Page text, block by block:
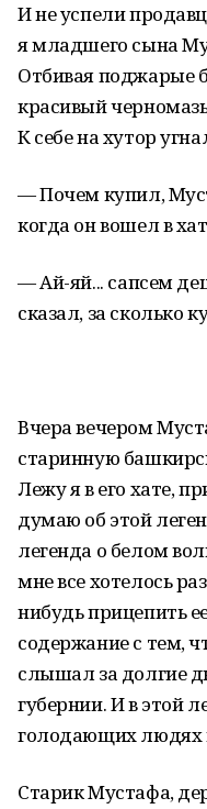
И не успели
я младшего сына
Отбивая поджарые
красивый
К себе на хутор
— Почем купил,
когда он вошел в
— Ай-яй... сапсем
сказал, за сколько
Вчера вечером
старинную
Лежу я в его хате,
думаю об этой
легенда о белом
мне все хотелось
нибудь прицепить
содержание с тем,
слышал за долгие
губернии. И в этой
голодающих людях
Старик Мустафа,